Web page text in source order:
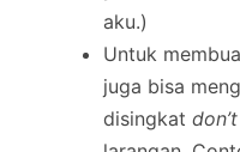
aku.)
Untuk
juga bisa
disingkat don’t